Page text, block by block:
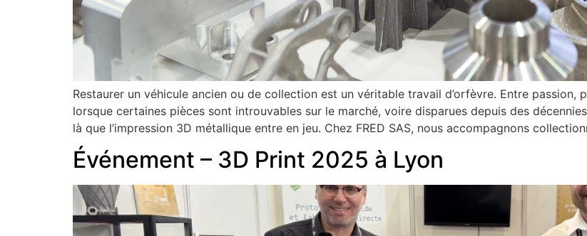
Restaurer un véhicule ancien ou de collection est un véritable travail d’orfèvre. Entre
lorsque certaines pièces sont introuvables sur le marché, voire disparues depuis des
là que l’impression 3D métallique entre en jeu. Chez FRED SAS, nous accompagnons
Événement – 3D Print 2025 à Lyon